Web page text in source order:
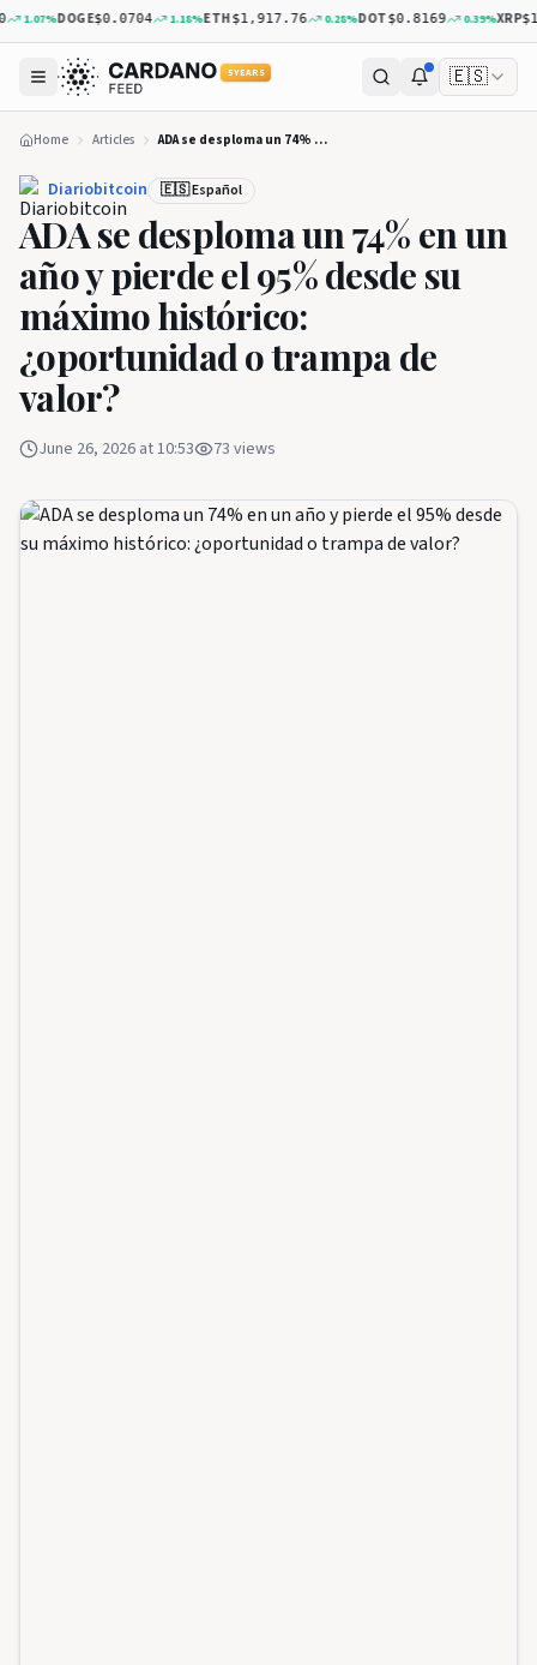
%DOGE$0.0704 1.18%ETH$1,917.76 0.28%DOT$0.8169 0.39%XRP$1.04
5 YEARS 🇪🇸
Home Articles ADA se desploma un 74% en un año y pierde el 95% desde su máximo histórico: ¿oportunidad o trampa de valor?
Diariobitcoin 🇪🇸 Español
ADA se desploma un 74% en un
año y pierde el 95% desde su
máximo histórico:
¿oportunidad o trampa de
valor?
June 26, 2026 at 10:53 73 views